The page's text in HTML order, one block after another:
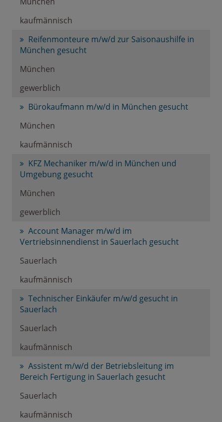
kaufmännisch
Reifenmonteure m/w/d zur Saisonaushilfe in
München gesucht
München
gewerblich
Bürokaufmann m/w/d in München gesucht
München
kaufmännisch
KFZ Mechaniker m/w/d in München und
Umgebung gesucht
München
gewerblich
Account Manager m/w/d im
Vertriebsinnendienst in Sauerlach gesucht
Sauerlach
kaufmännisch
Technischer Einkäufer m/w/d gesucht in
Sauerlach
Sauerlach
kaufmännisch
Assistent m/w/d der Betriebsleitung im
Bereich Fertigung in Sauerlach gesucht
Sauerlach
kaufmännisch